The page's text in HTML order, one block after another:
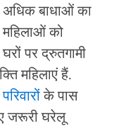
अधिक बाधाओं का
महिलाओं को
पर द्रुतगामी
महिलाएं हैं.
के पास
जरूरी घरेलू